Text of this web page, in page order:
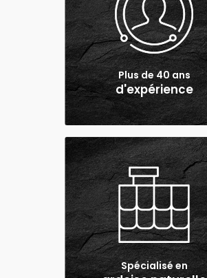
Plus de 40 ans
d'expérience
Spécialisé en